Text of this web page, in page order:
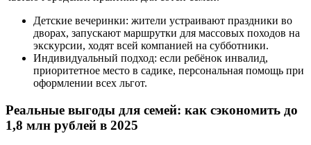
Детские вечеринки: жители устраивают праздники во
дворах, запускают маршрутки для массовых походов на
экскурсии, ходят всей компанией на субботники.
Индивидуальный подход: если ребёнок инвалид,
приоритетное место в садике, персональная помощь при
оформлении всех льгот.
Реальные выгоды для семей: как сэкономить до
1,8 млн рублей в 2025